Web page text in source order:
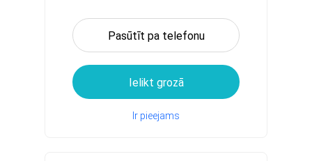
Pasūtīt pa telefonu
Ielikt grozā
Ir pieejams